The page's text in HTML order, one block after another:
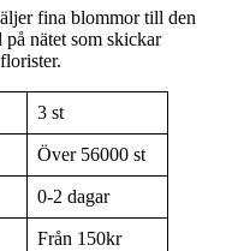
fina blommor till den
nätet som skickar
3 st
Över 56000 st
0-2 dagar
Från 150kr